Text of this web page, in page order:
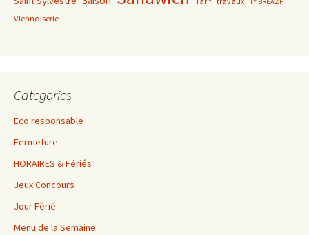
TY BREAZH
Viennoiserie
Categories
Eco responsable
Fermeture
HORAIRES & Fériés
Jeux Concours
Jour Férié
Menu de la Semaine